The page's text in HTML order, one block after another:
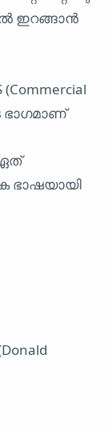
ഇറങ്ങാൻ
ഭാഗമാണ്
ഭാഷയായി